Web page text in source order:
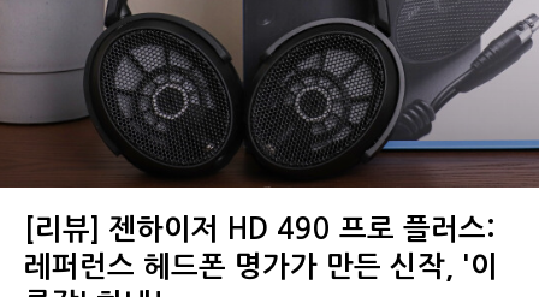
젠하이저 HD 490 프로 플러스 제품 이미지 (사진=씨넷코리아)
[리뷰] 젠하이저 HD 490 프로 플러스:
레퍼런스 헤드폰 명가가 만든 신작, '이